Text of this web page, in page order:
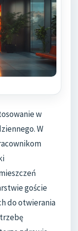
w
W
goście
do otwierania